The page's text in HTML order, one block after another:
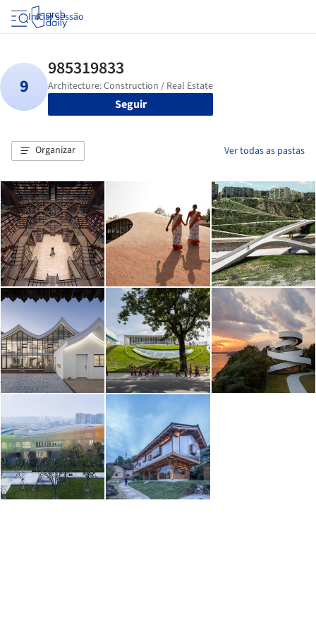
Iniciar sessão
Seguir
Organizar Ver todas as pastas